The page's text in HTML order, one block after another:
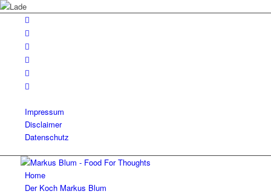
Impressum
Disclaimer
Datenschutz
Home
Der Koch Markus Blum